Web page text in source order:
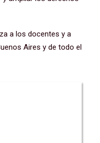
a los docentes y a
Aires y de todo el